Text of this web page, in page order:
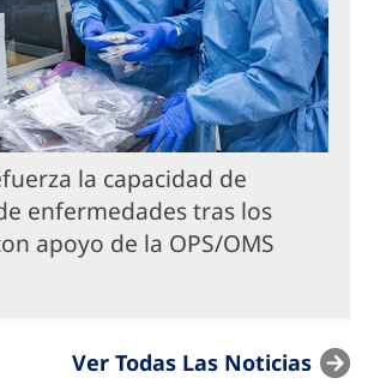
la capacidad de
enfermedades tras los
apoyo de la OPS/OMS
Ver Todas Las Noticias